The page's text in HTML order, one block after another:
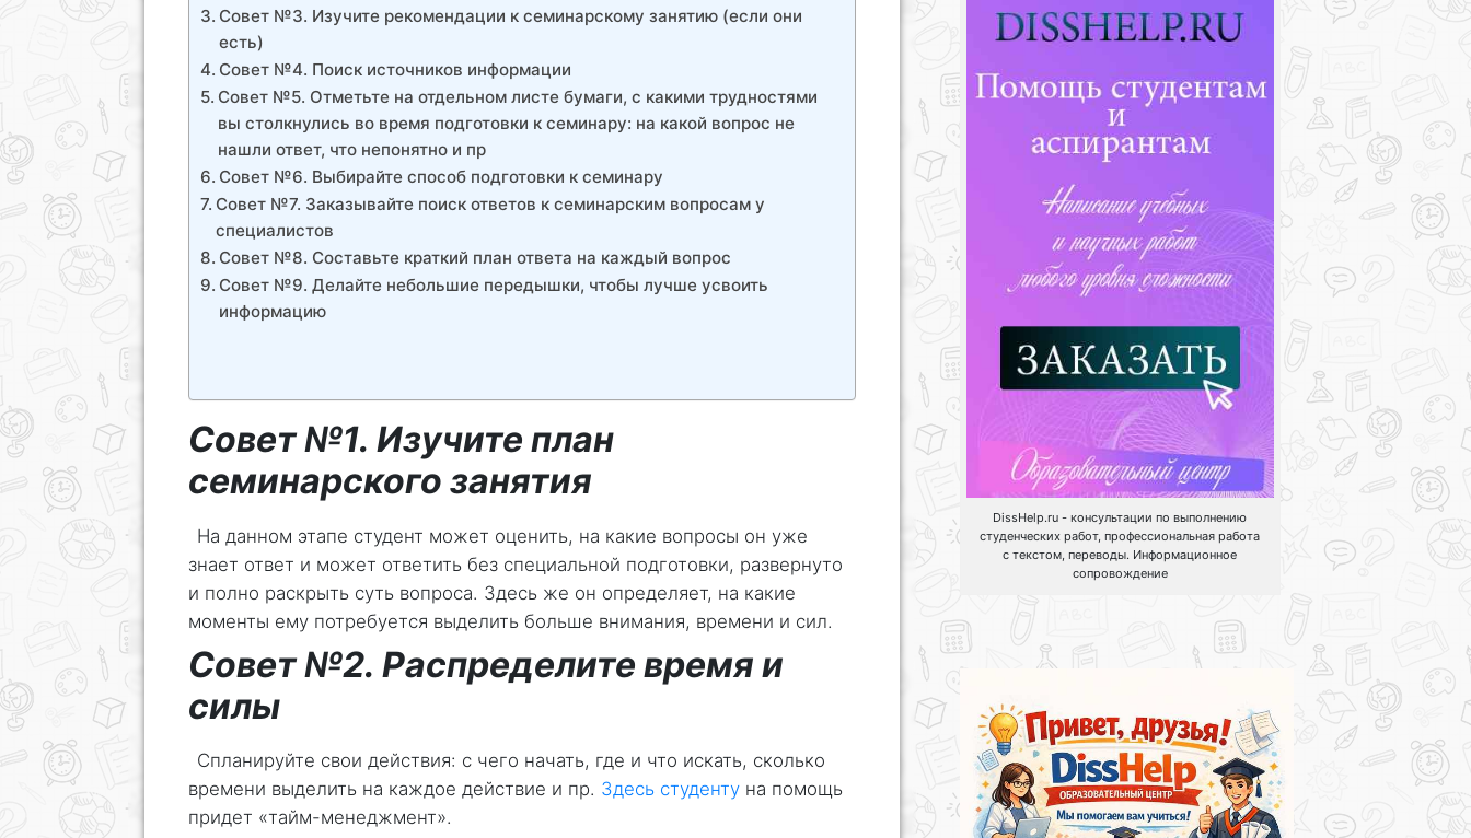
Совет №3. Изучите рекомендации к семинарскому занятию (если они
есть)
Совет №4. Поиск источников информации
Совет №5. Отметьте на отдельном листе бумаги, с какими трудностями
вы столкнулись во время подготовки к семинару: на какой вопрос не
нашли ответ, что непонятно и пр
Совет №6. Выбирайте способ подготовки к семинару
Совет №7. Заказывайте поиск ответов к семинарским вопросам у
специалистов
Совет №8. Составьте краткий план ответа на каждый вопрос
Совет №9. Делайте небольшие передышки, чтобы лучше усвоить
информацию
Совет №1. Изучите план
семинарского занятия
На данном этапе студент может оценить, на какие вопросы он уже
знает ответ и может ответить без специальной подготовки, развернуто
и полно раскрыть суть вопроса. Здесь же он определяет, на какие
моменты ему потребуется выделить больше внимания, времени и сил.
Совет №2. Распределите время и
силы
Спланируйте свои действия: с чего начать, где и что искать, сколько
времени выделить на каждое действие и пр. Здесь студенту на помощь
придет «тайм-менеджмент».
DissHelp.ru - консультации по выполнению
студенческих работ, профессиональная работа
с текстом, переводы. Информационное
сопровождение